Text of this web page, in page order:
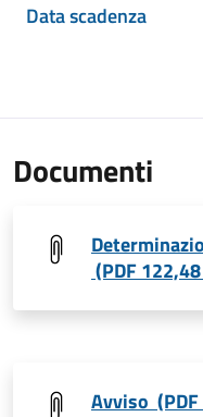
Data scadenza
Documenti
(PDF
Avviso